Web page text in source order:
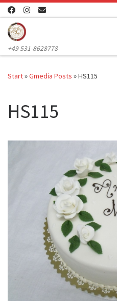
Zum Inhalt springen
+49 531-8628778
Start»Gmedia Posts »HS115
HS115